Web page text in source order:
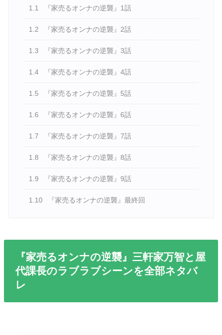
1.1 『家売るオンナの逆襲』1話
1.2 『家売るオンナの逆襲』2話
1.3 『家売るオンナの逆襲』3話
1.4 『家売るオンナの逆襲』4話
1.5 『家売るオンナの逆襲』5話
1.6 『家売るオンナの逆襲』6話
1.7 『家売るオンナの逆襲』7話
1.8 『家売るオンナの逆襲』8話
1.9 『家売るオンナの逆襲』9話
1.10 『家売るオンナの逆襲』最終回
『家売るオンナの逆襲』三軒家万智と屋
代課長のラブラブシーンを全部ネタバ
レ